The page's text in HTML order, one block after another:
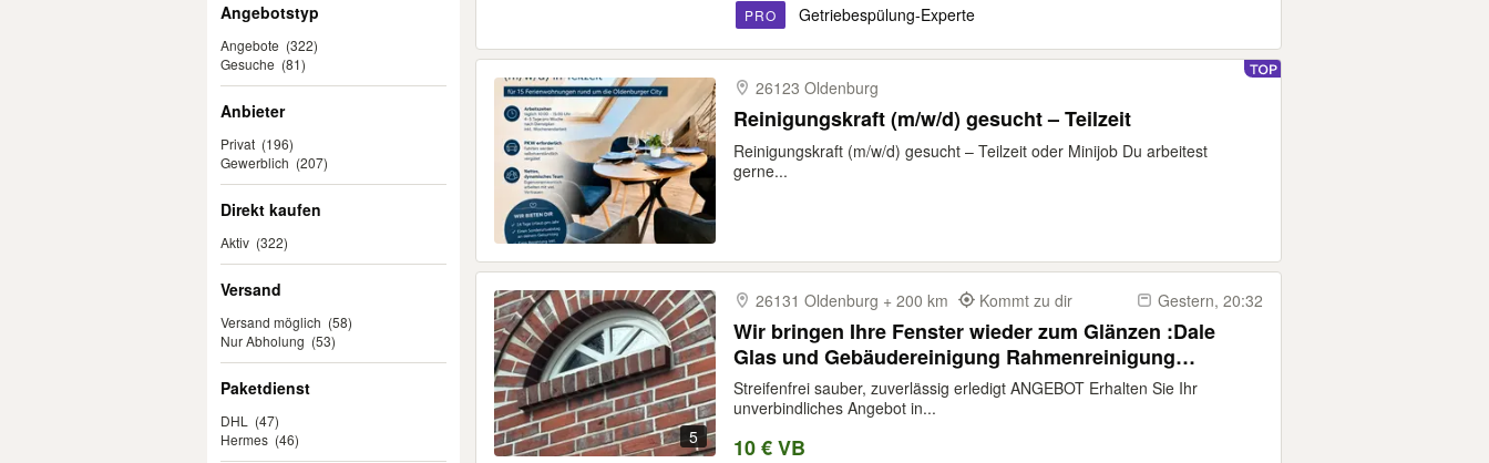
Angebotstyp
Angebote (322)
Gesuche (81)
Anbieter
Privat (196)
Gewerblich (207)
Direkt kaufen
Aktiv (322)
Versand
Versand möglich (58)
Nur Abholung (53)
Paketdienst
DHL
(47)
Hermes (46)
PRO Getriebespülung-Experte
26123 Oldenburg
Reinigungskraft (m/w/d) gesucht – Teilzeit
Reinigungskraft (m/w/d) gesucht – Teilzeit oder Minijob Du arbeitest
gerne...
5
26131 Oldenburg + 200 km Kommt zu dir Gestern, 20:32
Wir bringen Ihre Fenster wieder zum Glänzen :Dale
Glas und Gebäudereinigung Rahmenreinigung
Fensterputzer Oldenburg 200km Umkreis
Fensterreinigung Friesoythe reinigen putzen
Streifenfrei sauber, zuverlässig erledigt ANGEBOT Erhalten Sie Ihr
unverbindliches Angebot in...
10 € VB